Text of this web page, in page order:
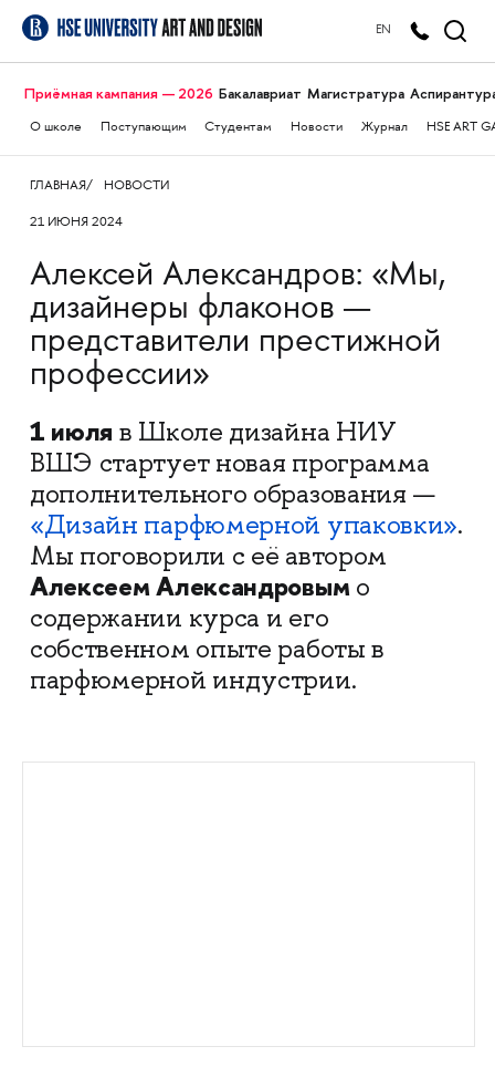
EN
Приёмная кампания — 2026 Бакалавриат Магистратура
О школе Поступающим Студентам Новости Журнал HSE ART
ГЛАВНАЯ НОВОСТИ
21 ИЮНЯ 2024
Алексей Александров: «Мы,
дизайнеры флаконов —
представители престижной
профессии»
1 июля в Школе дизайна НИУ
ВШЭ стартует новая программа
дополнительного образования —
«Дизайн парфюмерной упаковки».
Мы поговорили с её автором
Алексеем Александровымо
содержании курса и его
собственном опыте работы в
парфюмерной индустрии.